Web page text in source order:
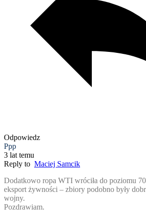
Odpowiedz
Ppp
3 lat temu
Reply to Maciej Samcik
Dodatkowo ropa WTI wróciła do poziomu
eksport żywności – zbiory podobno były
wojny.
Pozdrawiam.